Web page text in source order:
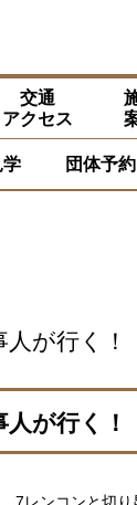
交通
アクセス
学 団体予約
が行く！
人が行く